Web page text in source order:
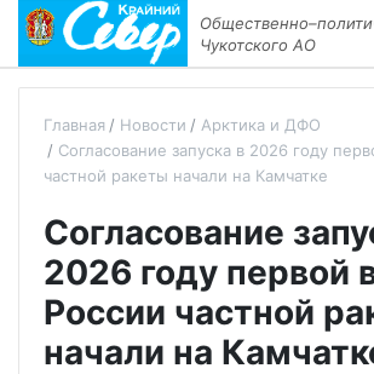
Чукотского АО
Главная Новости
Арктика и ДФО
Согласование запуска в 2026 году
частной ракеты начали на Камчатке
Согласование
2026 году первой
России частной
начали на